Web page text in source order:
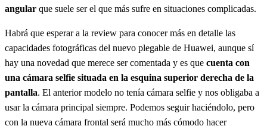
angular que suele ser el que más sufre en situaciones complicadas.
Habrá que esperar a la review para conocer más en detalle las
capacidades fotográficas del nuevo plegable de Huawei, aunque sí
hay una novedad que merece ser comentada y es que cuenta con
una cámara selfie situada en la esquina superior derecha de la
pantalla. El anterior modelo no tenía cámara selfie y nos obligaba a
usar la cámara principal siempre. Podemos seguir haciéndolo, pero
con la nueva cámara frontal será mucho más cómodo hacer